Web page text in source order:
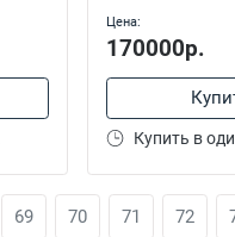
Цена:
170000р.
Купить в
69 70 71 72